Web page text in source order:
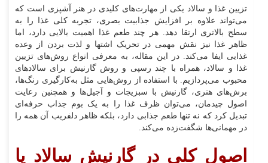
تزیین غذا و سالاد یکی از مهارت‌های کلیدی در هنر آشپزی است که
می‌تواند علاوه بر افزایش جذابیت بصری، تجربه کلی غذا را به
سطح بالاتری ارتقا دهد. هر چند طعم غذا اهمیت بالایی دارد، اما
ظاهر غذا نیز نقش مهمی در تحریک اشتها و لذت بردن از وعده
غذایی ایفا می‌کند. در این مقاله، به معرفی انواع روش‌های تزیین
غذا و سالاد، همراه با چند رسپی و روش گارنیش برای سالادهای
محبوب می‌پردازیم. با استفاده از روش‌هایی مثل به‌کارگیری رنگ‌ها،
برش‌های هنری، گارنیش با سبزیجات و آجیل‌ها و همچنین رعایت
اصول چیدمان، می‌توان ظرف غذا را به یک بوم جذاب حرفه‌ای
تبدیل کرد که نه تنها طعم جذابی دارد، بلکه ظاهر دلفریب آن همه را
در مهمانی‌ها شگفت‌زده می‌کند.
اصول کلی در گارنیش سالاد یا